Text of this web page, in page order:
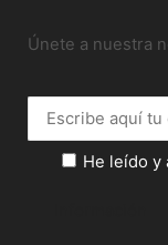
Únete a nuestra
He leído y